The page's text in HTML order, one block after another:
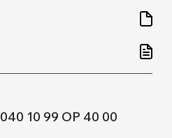
10 99 OP 40 00